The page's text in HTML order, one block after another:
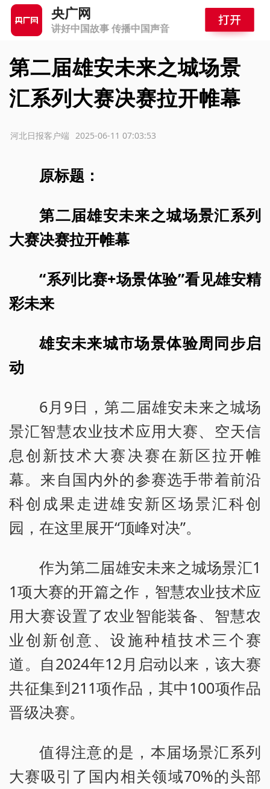
央广网
讲好中国故事 传播中国声音
第二届雄安未来之城场景
汇系列大赛决赛拉开帷幕
2025-06-11 07:03:53
河北日报客户端
原标题：
第二届雄安未来之城场景汇系列
大赛决赛拉开帷幕
“系列比赛+场景体验”看见雄安精
彩未来
雄安未来城市场景体验周同步启
动
6月9日，第二届雄安未来之城场
景汇智慧农业技术应用大赛、空天信
息创新技术大赛决赛在新区拉开帷
幕。来自国内外的参赛选手带着前沿
科创成果走进雄安新区场景汇科创
园，在这里展开“顶峰对决”。
作为第二届雄安未来之城场景汇1
1项大赛的开篇之作，智慧农业技术应
用大赛设置了农业智能装备、智慧农
业创新创意、设施种植技术三个赛
道。自2024年12月启动以来，该大赛
共征集到211项作品，其中100项作品
晋级决赛。
值得注意的是，本届场景汇系列
大赛吸引了国内相关领域70%的头部